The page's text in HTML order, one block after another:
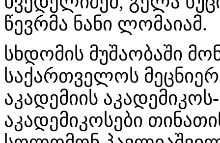
წევრმა ნანი ლომაიამ.
სხდომის მუშაობაში
საქართველოს
აკადემიის
აკადემიკოსები